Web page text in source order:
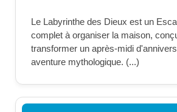
Le Labyrinthe des Dieux est un
complet à organiser la maison,
transformer un après-midi
aventure mythologique. (...)